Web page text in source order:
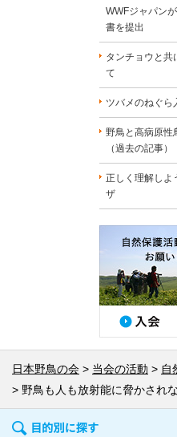
WWFジャパン
書を提出
タンチョウと共
て
ツバメのねぐら
野鳥と高病原性
（過去の記事）
正しく理解しよ
ザ
日本野鳥の会 当会の活動 自
野鳥も人も放射能に脅かされ